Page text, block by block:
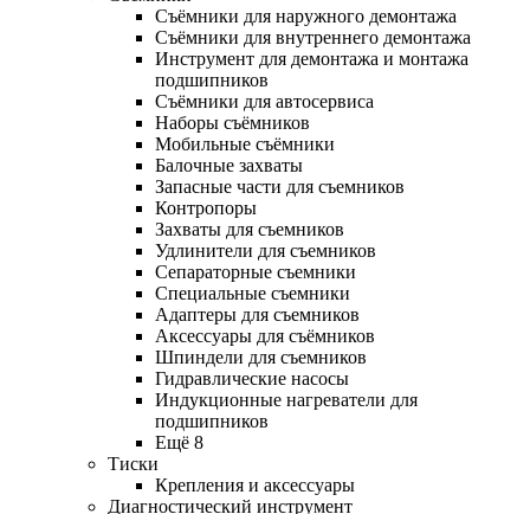
Съёмники для наружного демонтажа
Съёмники для внутреннего демонтажа
Инструмент для демонтажа и монтажа
подшипников
Съёмники для автосервиса
Наборы съёмников
Мобильные съёмники
Балочные захваты
Запасные части для съемников
Контропоры
Захваты для съемников
Удлинители для съемников
Сепараторные съемники
Специальные съемники
Адаптеры для съемников
Аксессуары для съёмников
Шпиндели для съемников
Гидравлические насосы
Индукционные нагреватели для
подшипников
Ещё 8
Тиски
Крепления и аксессуары
Диагностический инструмент